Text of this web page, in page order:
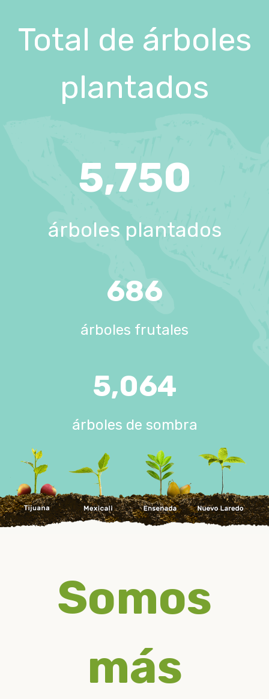
Total de árboles
plantados
5,750
árboles plantados
686
árboles frutales
5,064
árboles de sombra
Somos
más